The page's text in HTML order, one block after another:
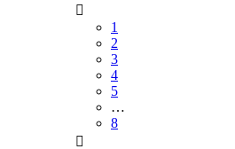
1
2
3
4
5
…
8